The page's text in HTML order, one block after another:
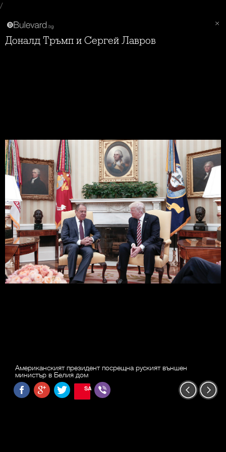
/
Доналд Тръмп и Сергей Лавров
Американският президент посрещна руският външен
министър в Белия дом
SAVE